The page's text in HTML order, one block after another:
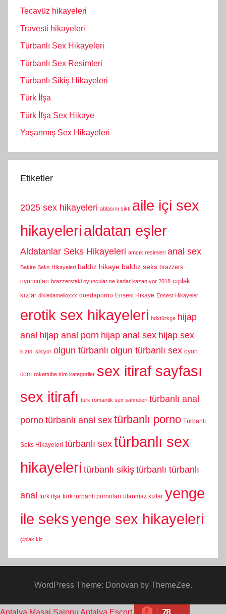
Tecavüz hikayeleri
Travesti hikayeleri
Türbanlı Sex Hikayeleri
Türbanlı Sex Resimleri
Türbanlı Sikiş Hikayeleri
Türk İfşa
Türk İfşa Sex Hikaye
Yaşanmış Sex Hikayeleri
Etiketler
2025 sex hikayeleri ablasını sikti aile içi sex
hikayelerialdatan eşler
Aldatanlar Seks Hikayeleri amcık resimleri anal sex
Bakire Seks Hikayeleri baldız hikaye baldız seks brazzers
oyunculari brazzerstaki oyuncular ne kadar kazanıyor 2018 cıplak
kızlar dixiedamelioxxx doedaporno Ensest Hikaye Ensest Hikayeler
erotik sex hikayeleri hdxtürkçe hijap
anal hijap anal porn hijap anal sex hijap sex
kızını sikiyor olgun türbanlı olgun türbanlı sex oyoh
com rokettube tüm kategoriler sex itiraf sayfası
sex itirafı turk romantik sex sahneleri türbanlı anal
porno türbanlı anal sex türbanlı porno Türbanlı
Seks Hikayeleri türbanlı sex türbanlı sex
hikayeleri türbanlı sikiş türbanlı türbanlı
anal türk ifşa türk türbanlı pornoları utanmaz kızlar yenge
ile seksyenge sex hikayeleri
çiplak kiz
WordPress Theme: Donovan by ThemeZee.
Antalya Masaj Salonu Antalya Escort